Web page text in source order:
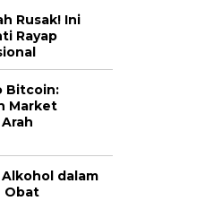
Rusak! Ini
Rayap
Bitcoin:
Market
dalam
Obat